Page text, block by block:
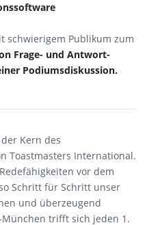
schwierigem Publikum zum
Frage- und Antwort-
Podiumsdiskussion.
Kern des
Toastmasters International.
vor dem
Schritt für Schritt unser
und überzeugend
trifft sich jeden 1.